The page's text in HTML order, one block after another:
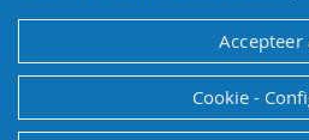
Accepteer
Cookie -